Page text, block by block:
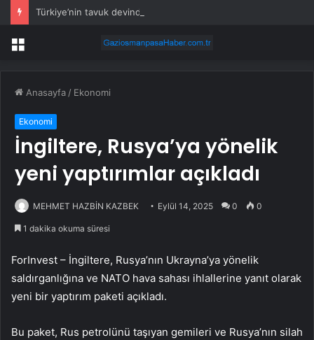
Menü
Anasayfa / Ekonomi
Ekonomi
İngiltere, Rusya’ya yönelik
yeni yaptırımlar açıkladı
MEHMET HAZBİN KAZBEK Eylül 14, 2025 0 0
1 dakika okuma süresi
ForInvest – İngiltere, Rusya’nın Ukrayna’ya yönelik
saldırganlığına ve NATO hava sahası ihlallerine yanıt olarak
yeni bir yaptırım paketi açıkladı.
Bu paket, Rus petrolünü taşıyan gemileri ve Rusya’nın silah